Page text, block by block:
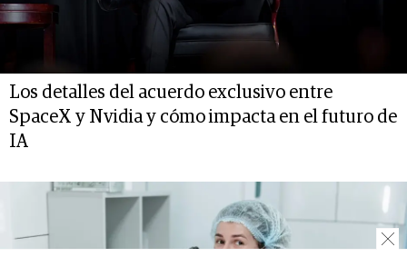
Los detalles del acuerdo exclusivo entre
SpaceX y Nvidia y cómo impacta en el futuro de
IA